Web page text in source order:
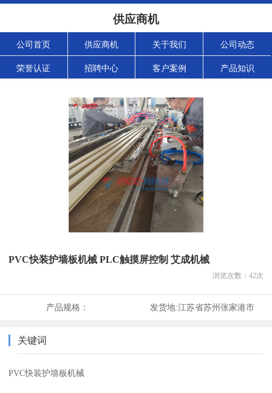
供应商机
公司首页 供应商机 关于我们 公司动态
荣誉认证 招聘中心 客户案例 产品知识
PVC快装护墙板机械 PLC触摸屏控制 艾成机械
浏览次数： 42次
产品规格： 发货地:江苏省苏州张家港市
关键词
PVC快装护墙板机械